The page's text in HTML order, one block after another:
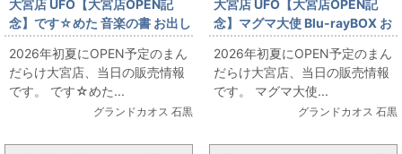
大宮店 UFO【大宮店OPEN記
念】です☆めた 音楽の書 お出し
します!!
2026年初夏にOPEN予定のまん
だらけ大宮店、当日の販売情報
です。 です☆めた...
グランドカオス 石黒
大宮店 UFO【大宮店OPEN記
念】マグマ大使 Blu-rayBOX お
出しします!!
2026年初夏にOPEN予定のまん
だらけ大宮店、当日の販売情報
です。 マグマ大使...
グランドカオス 石黒